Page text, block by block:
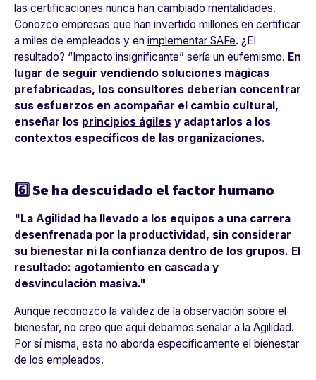
las certificaciones nunca han cambiado mentalidades.
Conozco empresas que han invertido millones en certificar
a miles de empleados y en implementar SAFe. ¿El
resultado? “Impacto insignificante” sería un eufemismo. En
lugar de seguir vendiendo soluciones mágicas
prefabricadas, los consultores deberían concentrar
sus esfuerzos en acompañar el cambio cultural,
enseñar los principios ágiles y adaptarlos a los
contextos específicos de las organizaciones.
6️⃣ Se ha descuidado el factor humano
"La Agilidad ha llevado a los equipos a una carrera
desenfrenada por la productividad, sin considerar
su bienestar ni la confianza dentro de los grupos. El
resultado: agotamiento en cascada y
desvinculación masiva."
Aunque reconozco la validez de la observación sobre el
bienestar, no creo que aquí debamos señalar a la Agilidad.
Por sí misma, esta no aborda específicamente el bienestar
de los empleados.